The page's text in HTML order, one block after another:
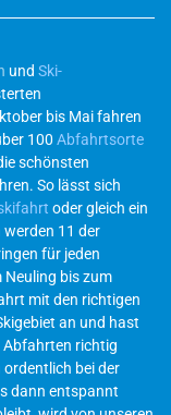
und Ski-
bis Mai fahren
100 Abfahrtsorte
schönsten
So lässt sich
oder gleich ein
werden 11 der
für jeden
Neuling bis zum
mit den richtigen
an und hast
Abfahrten richtig
bei der
dann entspannt